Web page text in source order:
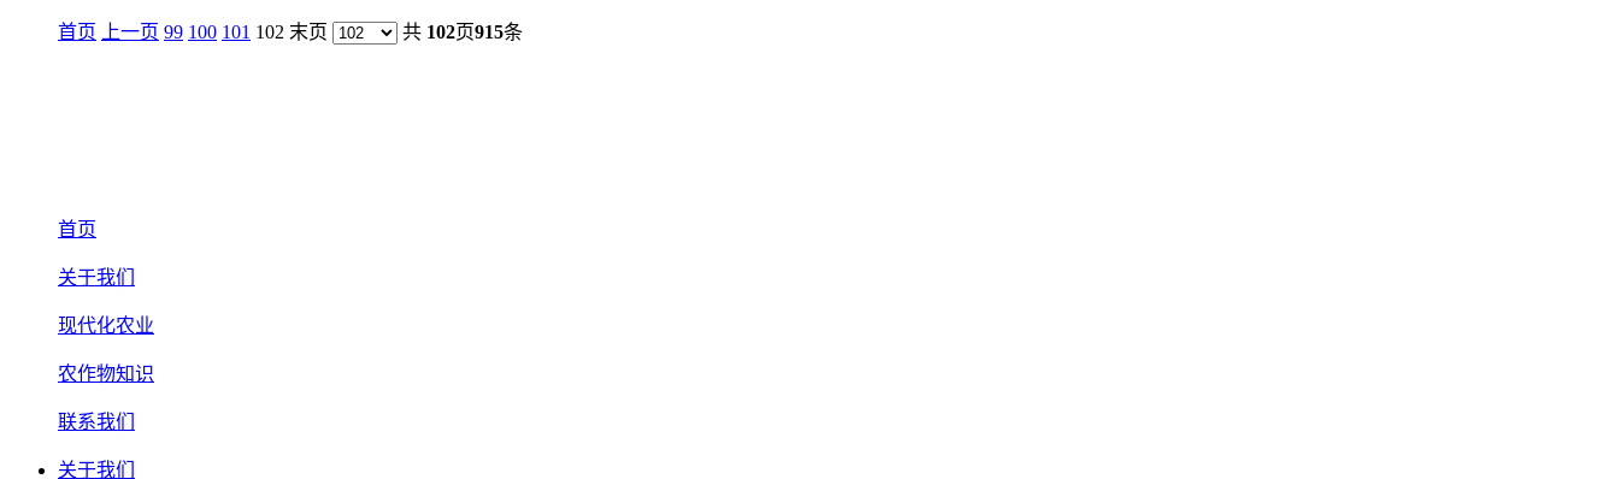
首页 上一页 99 100 101 102 末页 共 102页915条
首页
关于我们
现代化农业
农作物知识
联系我们
关于我们